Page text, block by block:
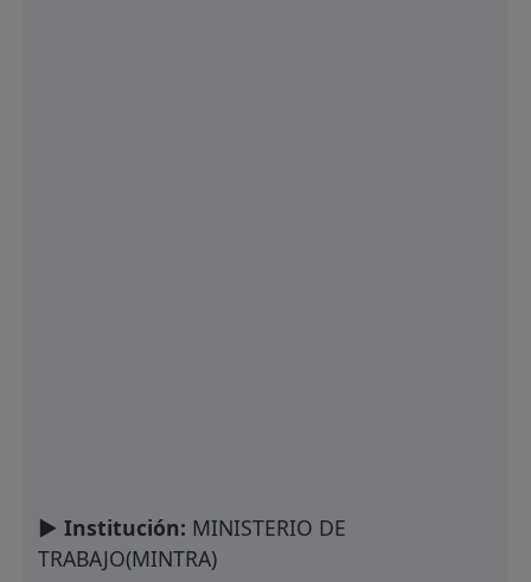
► Institución: MINISTERIO DE
TRABAJO(MINTRA)